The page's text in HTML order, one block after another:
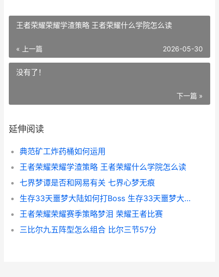
王者荣耀荣耀学渣策略 王者荣耀什么学院怎么读
« 上一篇 2026-05-30
没有了！
下一篇 »
延伸阅读
典范矿工炸药桶如何运用
王者荣耀荣耀学渣策略 王者荣耀什么学院怎么读
七界梦谭是否和网易有关 七界心梦无痕
生存33天噩梦大陆如何打Boss 生存33天噩梦大陆逝者之村
王者荣耀荣耀赛季策略梦泪 荣耀王者比赛
三比尔九五阵型怎么组合 比尔三节57分